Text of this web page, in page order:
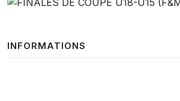
INFORMATIONS